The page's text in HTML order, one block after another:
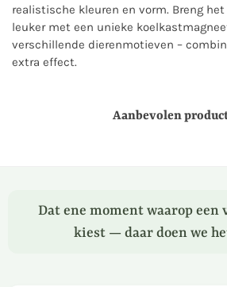
realistische kleuren en vorm. Breng
leuker met een unieke
verschillende dierenmotieven –
extra effect.
Aanbevolen
Dat ene moment waarop een
kiest — daar doen we